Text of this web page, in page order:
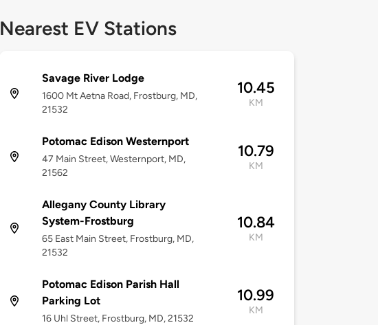
Nearest EV Stations
Savage River Lodge
1600 Mt Aetna Road, Frostburg, MD,
21532
10.45
KM
Potomac Edison Westernport
47 Main Street, Westernport, MD,
21562
10.79
KM
Allegany County Library
System-Frostburg
65 East Main Street, Frostburg, MD,
21532
10.84
KM
Potomac Edison Parish Hall
Parking Lot
16 Uhl Street, Frostburg, MD, 21532
10.99
KM